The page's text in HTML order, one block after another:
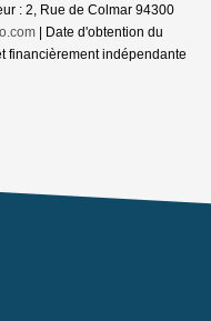
: 2, Rue de Colmar 94300
| Date d'obtention du
financièrement indépendante